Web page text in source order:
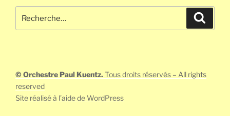
pour
© Orchestre Paul Kuentz.Tous droits réservés – All rights
reserved
Site réalisé à l’aide de WordPress